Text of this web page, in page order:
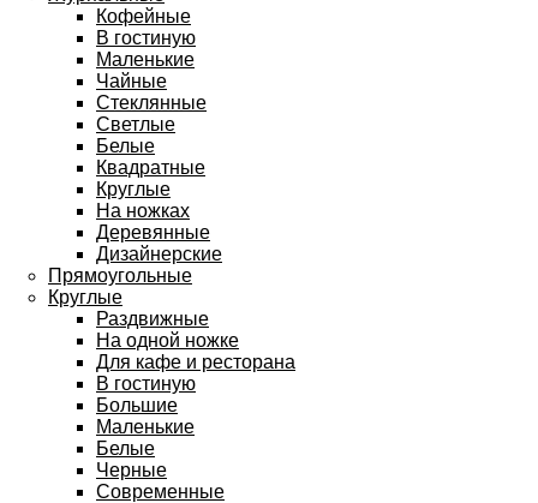
Кофейные
В гостиную
Маленькие
Чайные
Стеклянные
Светлые
Белые
Квадратные
Круглые
На ножках
Деревянные
Дизайнерские
Прямоугольные
Круглые
Раздвижные
На одной ножке
Для кафе и ресторана
В гостиную
Большие
Маленькие
Белые
Черные
Современные